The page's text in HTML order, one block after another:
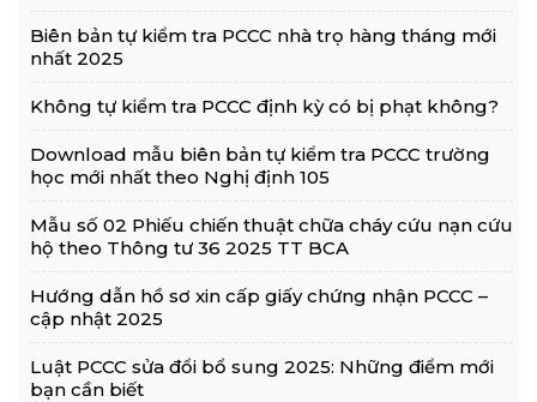
Biên bản tự kiểm tra PCCC nhà trọ hàng tháng mới
nhất 2025
Không tự kiểm tra PCCC định kỳ có bị phạt không?
Download mẫu biên bản tự kiểm tra PCCC trường
học mới nhất theo Nghị định 105
Mẫu số 02 Phiếu chiến thuật chữa cháy cứu nạn cứu
hộ theo Thông tư 36 2025 TT BCA
Hướng dẫn hồ sơ xin cấp giấy chứng nhận PCCC –
cập nhật 2025
Luật PCCC sửa đổi bổ sung 2025: Những điểm mới
bạn cần biết